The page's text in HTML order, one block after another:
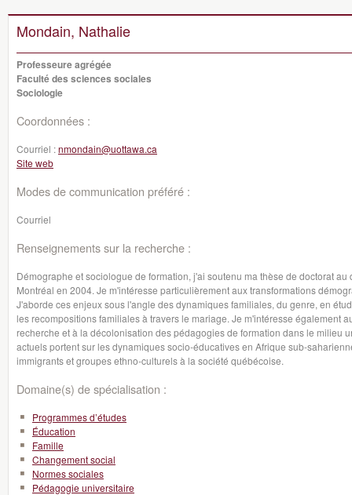
Mondain, Nathalie
Professeure agrégée
Faculté des sciences sociales
Sociologie
Coordonnées :
Courriel :nmondain@uottawa.ca
Site web
Modes de communication préféré :
Courriel
Renseignements sur la recherche :
Démographe et sociologue de formation, j'ai soutenu ma thèse de doctorat
Montréal en 2004. Je m'intéresse particulièrement aux transformations
J'aborde ces enjeux sous l'angle des dynamiques familiales, du genre, en
les recompositions familiales à travers le mariage. Je m'intéresse également
recherche et à la décolonisation des pédagogies de formation dans le milieu
actuels portent sur les dynamiques socio-éducatives en Afrique sub-
immigrants et groupes ethno-culturels à la société québécoise.
Domaine(s) de spécialisation :
Programmes d’études
Éducation
Famille
Changement social
Normes sociales
Pédagogie universitaire